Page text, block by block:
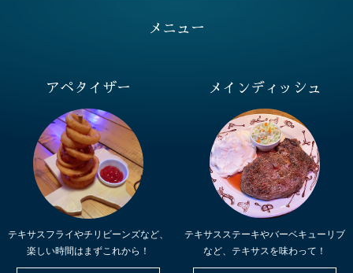
メニュー
アペタイザー
テキサスフライやチリビーンズなど、
楽しい時間はまずこれから！
メインディッシュ
テキサスステーキやバーベキューリブ
など、テキサスを味わって！